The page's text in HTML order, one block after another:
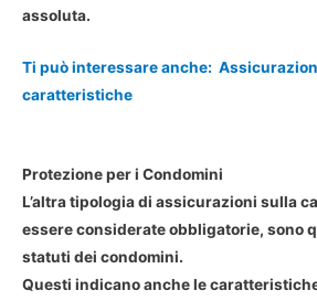
assoluta.
Ti può interessare anche:
caratteristiche
Protezione per i Condomini
L’altra tipologia di assicurazioni sulla
essere considerate obbligatorie, sono
statuti dei condomini.
Questi indicano anche le